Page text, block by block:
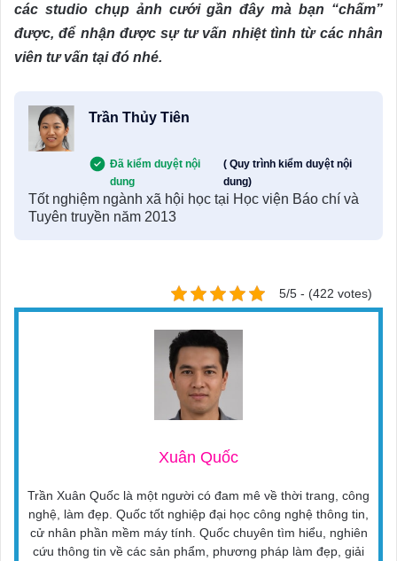
các studio chụp ảnh cưới gần đây mà bạn “chấm”
được, để nhận được sự tư vấn nhiệt tình từ các nhân
viên tư vấn tại đó nhé.
Trần Thủy Tiên
Đã kiểm duyệt nội
dung
( Quy trình kiểm duyệt nội
dung)
Tốt nghiệm ngành xã hội học tại Học viện Báo chí và
Tuyên truyền năm 2013
5/5 - (422 votes)
Xuân Quốc
Trần Xuân Quốc là một người có đam mê về thời trang, công
nghệ, làm đẹp. Quốc tốt nghiệp đại học công nghệ thông tin,
cử nhân phần mềm máy tính. Quốc chuyên tìm hiểu, nghiên
cứu thông tin về các sản phẩm, phương pháp làm đẹp, giải